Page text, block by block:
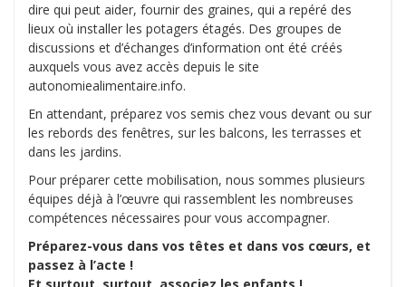
dire qui peut aider, fournir des graines, qui a repéré des
lieux où installer les potagers étagés. Des groupes de
discussions et d’échanges d’information ont été créés
auxquels vous avez accès depuis le site
autonomiealimentaire.info.
En attendant, préparez vos semis chez vous devant ou sur
les rebords des fenêtres, sur les balcons, les terrasses et
dans les jardins.
Pour préparer cette mobilisation, nous sommes plusieurs
équipes déjà à l’œuvre qui rassemblent les nombreuses
compétences nécessaires pour vous accompagner.
Préparez-vous dans vos têtes et dans vos cœurs, et
passez à l’acte !